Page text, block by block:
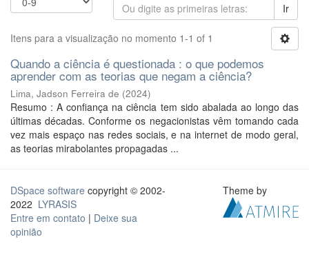
Ir
Itens para a visualização no momento 1-1 of 1
Quando a ciência é questionada : o que podemos
aprender com as teorias que negam a ciência?
Lima, Jadson Ferreira de (2024)
Resumo : A confiança na ciência tem sido abalada ao longo das
últimas décadas. Conforme os negacionistas vêm tomando cada
vez mais espaço nas redes sociais, e na internet de modo geral,
as teorias mirabolantes propagadas ...
DSpace software copyright © 2002-
2022 LYRASIS
Entre em contato | Deixe sua
opinião
Theme by